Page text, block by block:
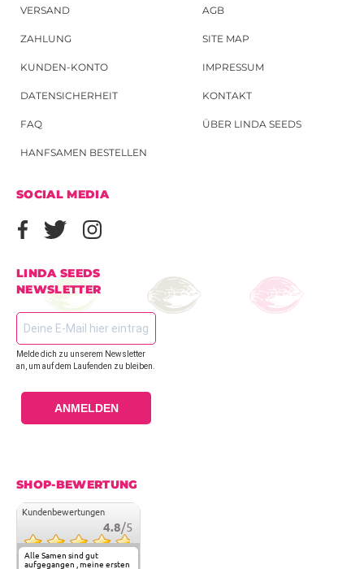
VERSAND
ZAHLUNG
KUNDEN-KONTO
DATENSICHERHEIT
FAQ
HANFSAMEN BESTELLEN
AGB
SITE MAP
IMPRESSUM
KONTAKT
ÜBER LINDA SEEDS
SOCIAL MEDIA
LINDA SEEDS
NEWSLETTER
Melde dich zu unserem Newsletter
an, um auf dem Laufenden zu bleiben.
ANMELDEN
SHOP-BEWERTUNG
Kundenbewertungen
4.8/5
Alle Samen sind gut
aufgegangen , meine ersten